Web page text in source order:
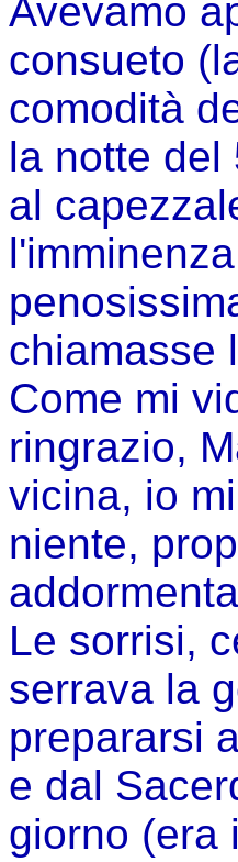
Avevamo
consueto
comodità
la notte del
al
chiamasse
Come mi
ringrazio,
vicina, io
niente,
Le sorrisi,
serrava la
prepararsi
e dal
giorno (era